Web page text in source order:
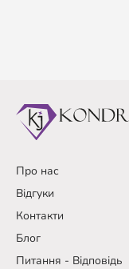
Про нас
Відгуки
Контакти
Блог
Питання - Відповідь